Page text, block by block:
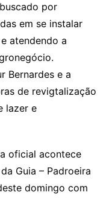
por
em se instalar
atendendo a
Bernardes e a
de revigtalização
lazer e
oficial acontece
Guia – Padroeira
domingo com